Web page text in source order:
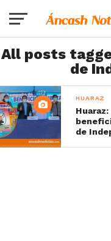
All posts
de
HUARAZ
de